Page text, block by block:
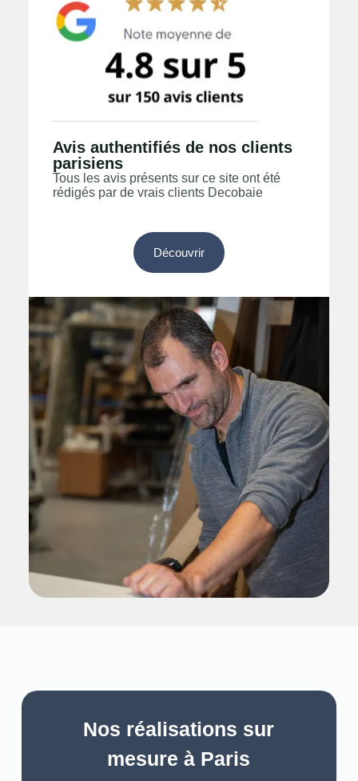
Avis authentifiés de nos clients
parisiens
Tous les avis présents sur ce site ont été
rédigés par de vrais clients Decobaie
Découvrir
Nos réalisations sur
mesure à Paris